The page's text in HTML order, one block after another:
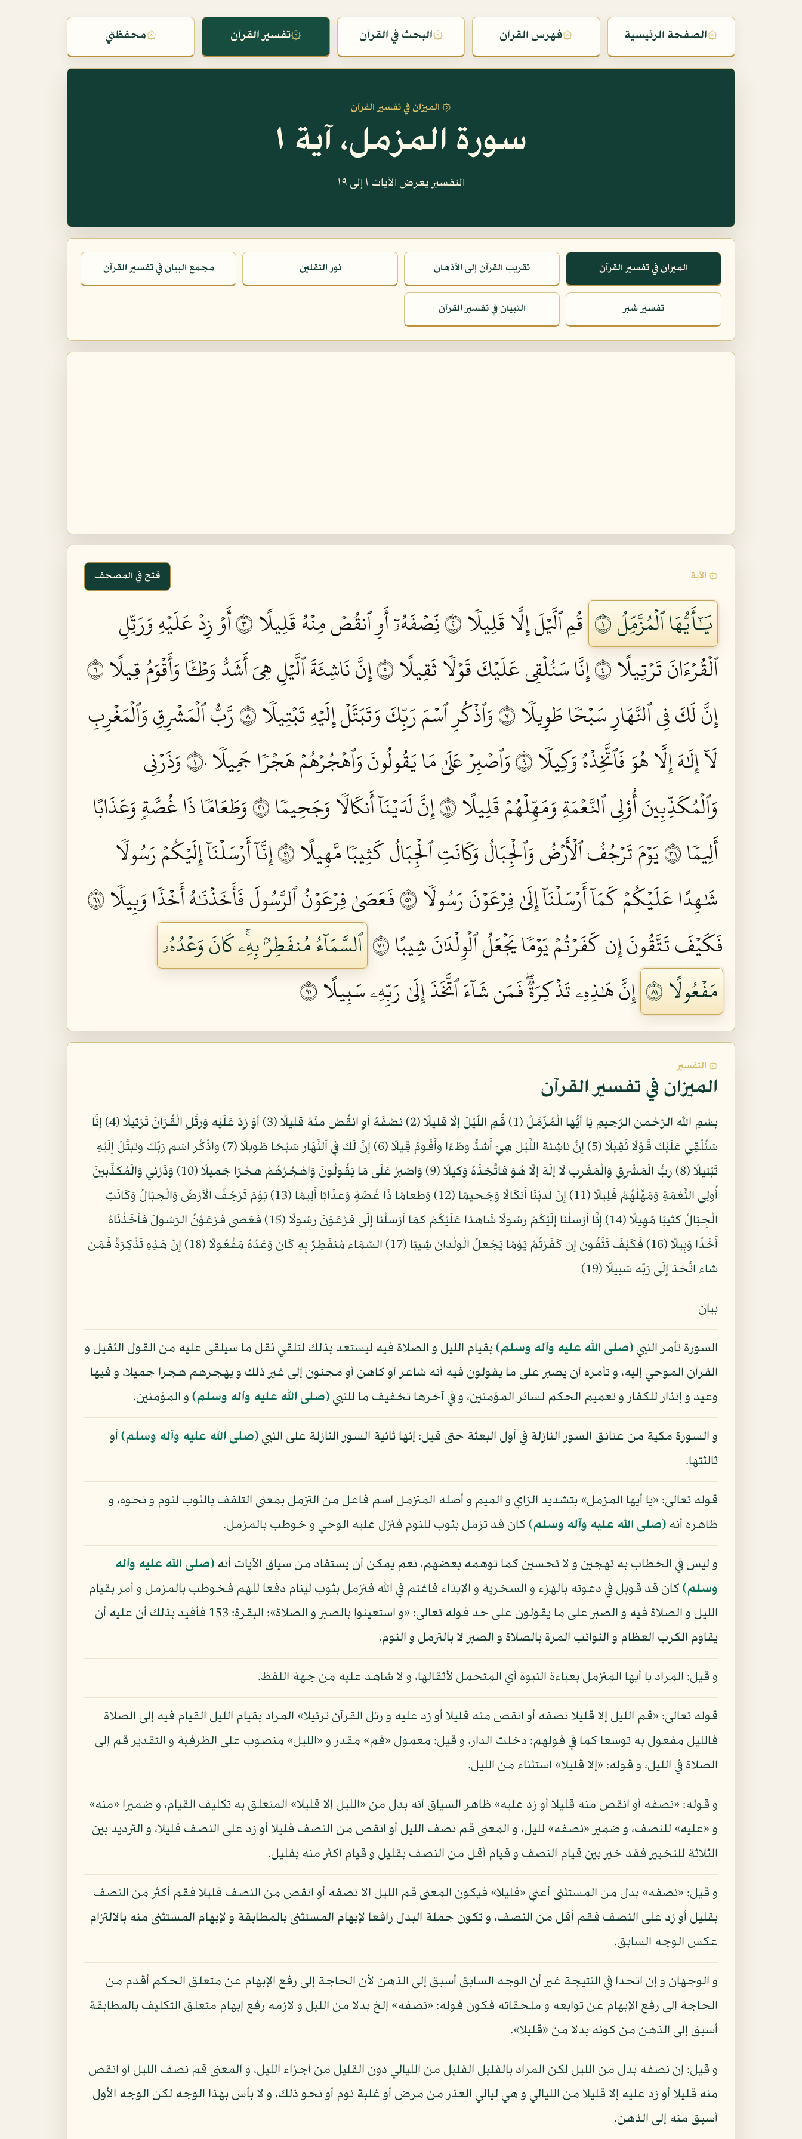
۞الصفحة الرئيسية ۞فهرس القرآن ۞البحث في القرآن ۞تفسير القرآن ۞محفظتي
۞ الميزان في تفسير القرآن
سورة المزمل، آية ١
التفسير يعرض الآيات ١ إلى ١٩
الميزان في تفسير القرآن تقريب القرآن إلى الأذهان نور الثقلين مجمع البيان في تفسير القرآن
تفسير شبر التبيان في تفسير القرآن
۞ الآية فتح في المصحف
يَٰٓأَيُّهَا ٱلۡمُزَّمِّلُ ١ قُمِ ٱلَّيۡلَ إِلَّا قَلِيلٗا ٢ نِّصۡفَهُۥٓ أَوِ ٱنقُصۡ مِنۡهُ قَلِيلًا ٣
أَوۡ زِدۡ عَلَيۡهِ وَرَتِّلِ
ٱلۡقُرۡءَانَ تَرۡتِيلًا ٤
إِنَّا سَنُلۡقِي عَلَيۡكَ قَوۡلٗا ثَقِيلًا ٥
إِنَّ نَاشِئَةَ ٱلَّيۡلِ هِيَ أَشَدُّ وَطۡـٔٗا وَأَقۡوَمُ قِيلًا ٦
إِنَّ لَكَ فِي ٱلنَّهَارِ سَبۡحٗا طَوِيلٗا ٧
وَٱذۡكُرِ ٱسۡمَ رَبِّكَ وَتَبَتَّلۡ إِلَيۡهِ تَبۡتِيلٗا ٨
رَّبُّ ٱلۡمَشۡرِقِ وَٱلۡمَغۡرِبِ
لَآ إِلَٰهَ إِلَّا هُوَ فَٱتَّخِذۡهُ وَكِيلٗا ٩
وَٱصۡبِرۡ عَلَىٰ مَا يَقُولُونَ وَٱهۡجُرۡهُمۡ هَجۡرٗا جَمِيلٗا ١٠
وَذَرۡنِي
وَٱلۡمُكَذِّبِينَ أُوْلِي ٱلنَّعۡمَةِ وَمَهِّلۡهُمۡ قَلِيلًا ١١
إِنَّ لَدَيۡنَآ أَنكَالٗا وَجَحِيمٗا ١٢
وَطَعَامٗا ذَا غُصَّةٖ وَعَذَابًا
أَلِيمٗا ١٣
يَوۡمَ تَرۡجُفُ ٱلۡأَرۡضُ وَٱلۡجِبَالُ وَكَانَتِ ٱلۡجِبَالُ كَثِيبٗا مَّهِيلًا ١٤
إِنَّآ أَرۡسَلۡنَآ إِلَيۡكُمۡ رَسُولٗا
شَٰهِدًا عَلَيۡكُمۡ كَمَآ أَرۡسَلۡنَآ إِلَىٰ فِرۡعَوۡنَ رَسُولٗا ١٥
فَعَصَىٰ فِرۡعَوۡنُ ٱلرَّسُولَ فَأَخَذۡنَٰهُ أَخۡذٗا وَبِيلٗا ١٦
فَكَيۡفَ تَتَّقُونَ إِن كَفَرۡتُمۡ يَوۡمٗا يَجۡعَلُ ٱلۡوِلۡدَٰنَ شِيبًا ١٧
ٱلسَّمَآءُ مُنفَطِرُۢ بِهِۦۚ كَانَ وَعۡدُهُۥ
مَفۡعُولًا ١٨
إِنَّ هَٰذِهِۦ تَذۡكِرَةٞۖ فَمَن شَآءَ ٱتَّخَذَ إِلَىٰ رَبِّهِۦ سَبِيلًا ١٩
۞ التفسير
الميزان في تفسير القرآن
بِسْمِ اللّهِ الرَّحْمنِ الرَّحِيمِ يَا أَيُّهَا الْمُزَّمِّلُ (1) قُمِ اللَّيْلَ إِلَّا قَلِيلًا (2) نِصْفَهُ أَوِ انقُصْ مِنْهُ قَلِيلًا (3) أَوْ زِدْ عَلَيْهِ وَرَتِّلِ الْقُرْآنَ تَرْتِيلًا (4) إِنَّا
سَنُلْقِي عَلَيْكَ قَوْلًا ثَقِيلًا (5) إِنَّ نَاشِئَةَ اللَّيْلِ هِيَ أَشَدُّ وَطْءًا وَأَقْوَمُ قِيلًا (6) إِنَّ لَكَ فِي اَلنَّهَارِ سَبْحًا طَوِيلًا (7) وَاذْكُرِ اسْمَ رَبِّكَ وَتَبَتَّلْ إِلَيْهِ
تَبْتِيلًا (8) رَبُّ الْمَشْرِقِ وَالْمَغْرِبِ لَا إِلَهَ إِلَّا هُوَ فَاتَّخِذْهُ وَكِيلًا (9) وَاصْبِرْ عَلَى مَا يَقُولُونَ وَاهْجُرْهُمْ هَجْرًا جَمِيلًا (10) وَذَرْنِي وَالْمُكَذِّبِينَ
أُولِي النَّعْمَةِ وَمَهِّلْهُمْ قَلِيلًا (11) إِنَّ لَدَيْنَا أَنكَالًا وَجَحِيمًا (12) وَطَعَامًا ذَا غُصَّةٍ وَعَذَابًا أَلِيمًا (13) يَوْمَ تَرْجُفُ الْأَرْضُ وَالْجِبَالُ وَكَانَتِ
الْجِبَالُ كَثِيبًا مَّهِيلًا (14) إِنَّا أَرْسَلْنَا إِلَيْكُمْ رَسُولًا شَاهِدًا عَلَيْكُمْ كَمَا أَرْسَلْنَا إِلَى فِرْعَوْنَ رَسُولًا (15) فَعَصَى فِرْعَوْنُ الرَّسُولَ فَأَخَذْنَاهُ
أَخْذًا وَبِيلًا (16) فَكَيْفَ تَتَّقُونَ إِن كَفَرْتُمْ يَوْمًا يَجْعَلُ الْوِلْدَانَ شِيبًا (17) السَّمَاء مُنفَطِرٌ بِهِ كَانَ وَعْدُهُ مَفْعُولًا (18) إِنَّ هَذِهِ تَذْكِرَةٌ فَمَن
شَاء اتَّخَذَ إِلَى رَبِّهِ سَبِيلًا (19)
بيان
السورة تأمر النبي (صلى الله عليه وآله وسلم)بقيام الليل و الصلاة فيه ليستعد بذلك لتلقي ثقل ما سيلقى عليه من القول الثقيل و
القرآن الموحي إليه، و تأمره أن يصبر على ما يقولون فيه أنه شاعر أو كاهن أو مجنون إلى غير ذلك و يهجرهم هجرا جميلا، و فيها
وعيد و إنذار للكفار و تعميم الحكم لسائر المؤمنين، و في آخرها تخفيف ما للنبي (صلى الله عليه وآله وسلم) و المؤمنين.
و السورة مكية من عتائق السور النازلة في أول البعثة حتى قيل: إنها ثانية السور النازلة على النبي (صلى الله عليه وآله وسلم) أو
ثالثتها.
قوله تعالى: «يا أيها المزمل» بتشديد الزاي و الميم و أصله المتزمل اسم فاعل من التزمل بمعنى التلفف بالثوب لنوم و نحوه، و
ظاهره أنه (صلى الله عليه وآله وسلم) كان قد تزمل بثوب للنوم فنزل عليه الوحي و خوطب بالمزمل.
و ليس في الخطاب به تهجين و لا تحسين كما توهمه بعضهم، نعم يمكن أن يستفاد من سياق الآيات أنه (صلى الله عليه وآله
وسلم) كان قد قوبل في دعوته بالهزء و السخرية و الإيذاء فاغتم في الله فتزمل بثوب لينام دفعا للهم فخوطب بالمزمل و أمر بقيام
الليل و الصلاة فيه و الصبر على ما يقولون على حد قوله تعالى: «و استعينوا بالصبر و الصلاة»: البقرة: 153 فأفيد بذلك أن عليه أن
يقاوم الكرب العظام و النوائب المرة بالصلاة و الصبر لا بالتزمل و النوم.
و قيل: المراد يا أيها المتزمل بعباءة النبوة أي المتحمل لأثقالها، و لا شاهد عليه من جهة اللفظ.
قوله تعالى: «قم الليل إلا قليلا نصفه أو انقص منه قليلا أو زد عليه و رتل القرآن ترتيلا» المراد بقيام الليل القيام فيه إلى الصلاة
فالليل مفعول به توسعا كما في قولهم: دخلت الدار، و قيل: معمول «قم» مقدر و «الليل» منصوب على الظرفية و التقدير قم إلى
الصلاة في الليل، و قوله: «إلا قليلا» استثناء من الليل.
و قوله: «نصفه أو انقص منه قليلا أو زد عليه» ظاهر السياق أنه بدل من «الليل إلا قليلا» المتعلق به تكليف القيام، و ضميرا «منه»
و «عليه» للنصف، و ضمير «نصفه» لليل، و المعنى قم نصف الليل أو انقص من النصف قليلا أو زد على النصف قليلا، و الترديد بين
الثلاثة للتخيير فقد خير بين قيام النصف و قيام أقل من النصف بقليل و قيام أكثر منه بقليل.
و قيل: «نصفه» بدل من المستثنى أعني «قليلا» فيكون المعنى قم الليل إلا نصفه أو انقص من النصف قليلا فقم أكثر من النصف
بقليل أو زد على النصف فقم أقل من النصف، و تكون جملة البدل رافعا لإبهام المستثنى بالمطابقة و لإبهام المستثنى منه بالالتزام
عكس الوجه السابق.
و الوجهان و إن اتحدا في النتيجة غير أن الوجه السابق أسبق إلى الذهن لأن الحاجة إلى رفع الإبهام عن متعلق الحكم أقدم من
الحاجة إلى رفع الإبهام عن توابعه و ملحقاته فكون قوله: «نصفه» إلخ بدلا من الليل و لازمه رفع إبهام متعلق التكليف بالمطابقة
أسبق إلى الذهن من كونه بدلا من «قليلا».
و قيل: إن نصفه بدل من الليل لكن المراد بالقليل القليل من الليالي دون القليل من أجزاء الليل، و المعنى قم نصف الليل أو انقص
منه قليلا أو زد عليه إلا قليلا من الليالي و هي ليالي العذر من مرض أو غلبة نوم أو نحو ذلك، و لا بأس بهذا الوجه لكن الوجه الأول
أسبق منه إلى الذهن.